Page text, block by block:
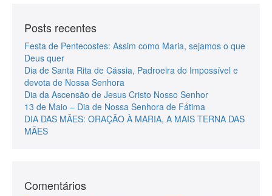
Posts recentes
Festa de Pentecostes: Assim como Maria, sejamos o que
Deus quer
Dia de Santa Rita de Cássia, Padroeira do Impossível e
devota de Nossa Senhora
Dia da Ascensão de Jesus Cristo Nosso Senhor
13 de Maio – Dia de Nossa Senhora de Fátima
DIA DAS MÃES: ORAÇÃO À MARIA, A MAIS TERNA DAS
MÃES
Comentários